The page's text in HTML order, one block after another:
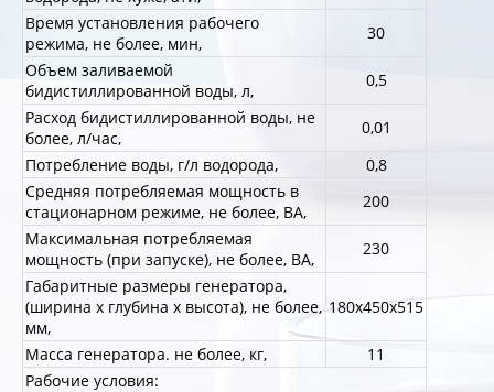
Время установления рабочего
режима, не более, мин,
30
Объем заливаемой
бидистиллированной воды, л,
0,5
Расход бидистиллированной воды, не
более, л/час,
0,01
Потребление воды, г/л водорода,
0,8
Средняя потребляемая мощность в
стационарном режиме, не более, ВА,
200
Максимальная потребляемая
мощность (при запуске), не более, ВА,
230
Габаритные размеры генератора,
(ширина x глубина x высота), не более,
мм,
180х450х515
Масса генератора. не более, кг,
11
Рабочие условия: